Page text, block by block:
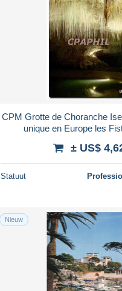
CPM Grotte de Choranche
unique en Europe les
± US$
Statuut
Nieuw